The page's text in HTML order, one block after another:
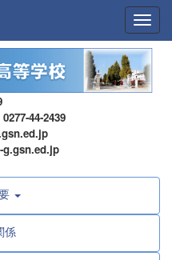
44-2439
g.gsn.ed.jp
係